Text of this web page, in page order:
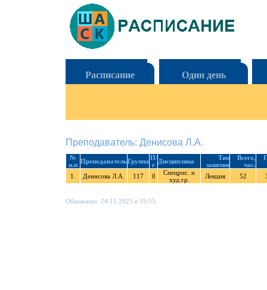
Расписание Один день
Преподаватель: Денисова Л.А.
№
п.п ПреподавательГруппа П/
г Дисциплина
Тип
занятия
Всего,
час.
1. Денисова Л.А. 117 0
Спецрис. и
худ.гр.
Лекция 52
Обновлено: 24.11.2025 в 19:55.